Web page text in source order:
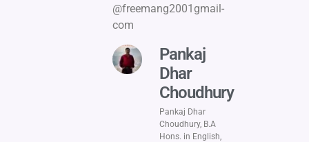
@freemang2001gmail-
com
Pankaj
Dhar
Choudhury
Pankaj Dhar
Choudhury, B.A
Hons. in English,